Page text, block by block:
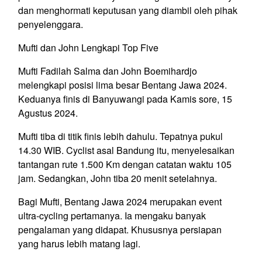
dan menghormati keputusan yang diambil oleh pihak
penyelenggara.
Mufti dan John Lengkapi Top Five
Mufti Fadilah Salma dan John Boemihardjo
melengkapi posisi lima besar Bentang Jawa 2024.
Keduanya finis di Banyuwangi pada Kamis sore, 15
Agustus 2024.
Mufti tiba di titik finis lebih dahulu. Tepatnya pukul
14.30 WIB. Cyclist asal Bandung itu, menyelesaikan
tantangan rute 1.500 Km dengan catatan waktu 105
jam. Sedangkan, John tiba 20 menit setelahnya.
Bagi Mufti, Bentang Jawa 2024 merupakan event
ultra-cycling pertamanya. Ia mengaku banyak
pengalaman yang didapat. Khususnya persiapan
yang harus lebih matang lagi.